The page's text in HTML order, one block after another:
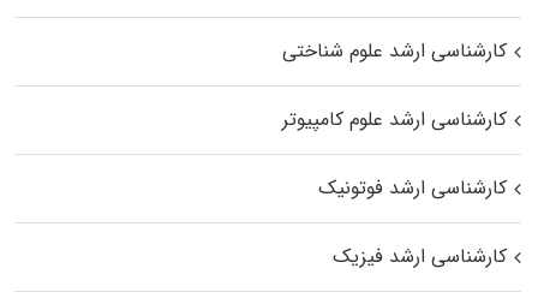
کارشناسی ارشد علوم شناختی
کارشناسی ارشد علوم کامپیوتر
کارشناسی ارشد فوتونیک
کارشناسی ارشد فیزیک